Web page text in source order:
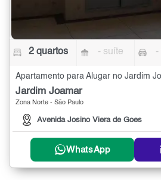
2 quartos - suíte -
Jardim Joamar
Zona Norte - São Paulo
Avenida Josino Viera de Goes
WhatsApp